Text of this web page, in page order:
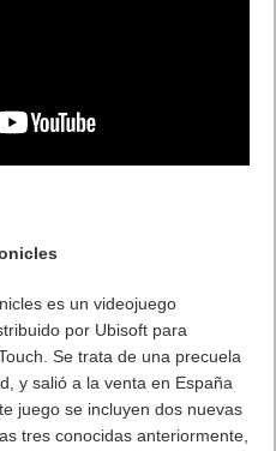
es un videojuego
por Ubisoft para
Se trata de una precuela
y salió a la venta en España
juego se incluyen dos nuevas
tres conocidas anteriormente,